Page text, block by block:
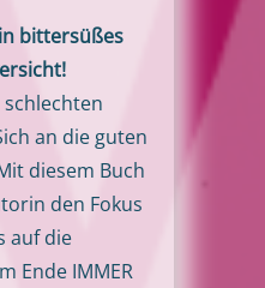
bittersüßes
an die guten
diesem Buch
den Fokus
auf die
Ende IMMER